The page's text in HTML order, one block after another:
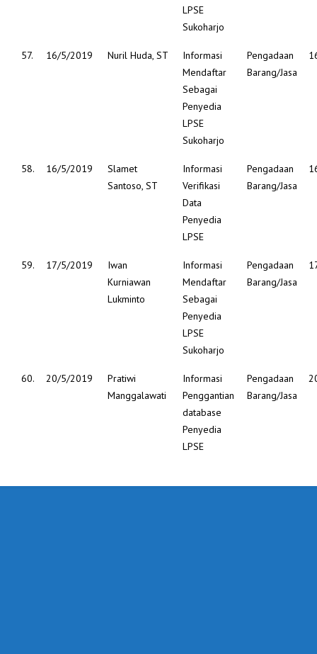
LPSE
Sukoharjo
57. 16/5/2019 Nuril Huda, ST
Informasi
Mendaftar
Sebagai
Penyedia
LPSE
Sukoharjo
Pengadaan
Barang/Jasa
58. 16/5/2019
Slamet
Santoso, ST
Informasi
Verifikasi
Data
Penyedia
LPSE
Pengadaan
Barang/Jasa
59. 17/5/2019
Iwan
Kurniawan
Lukminto
Informasi
Mendaftar
Sebagai
Penyedia
LPSE
Sukoharjo
Pengadaan
Barang/Jasa
60. 20/5/2019
Pratiwi
Manggalawati
Informasi
Penggantian
database
Penyedia
LPSE
Pengadaan
Barang/Jasa